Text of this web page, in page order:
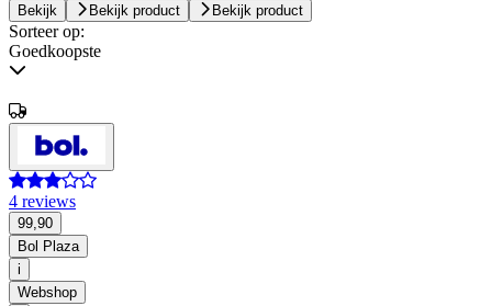
Bekijk Bekijk product Bekijk product
Sorteer op:
Goedkoopste
4 reviews
99,90
Bol Plaza
i
Webshop